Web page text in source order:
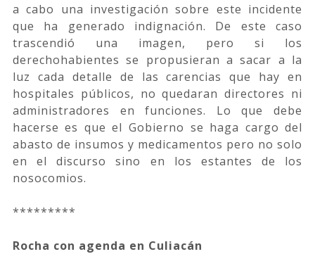
a cabo una investigación sobre este incidente
que ha generado indignación. De este caso
trascendió una imagen, pero si los
derechohabientes se propusieran a sacar a la
luz cada detalle de las carencias que hay en
hospitales públicos, no quedaran directores ni
administradores en funciones. Lo que debe
hacerse es que el Gobierno se haga cargo del
abasto de insumos y medicamentos pero no solo
en el discurso sino en los estantes de los
nosocomios.
*********
Rocha con agenda en Culiacán